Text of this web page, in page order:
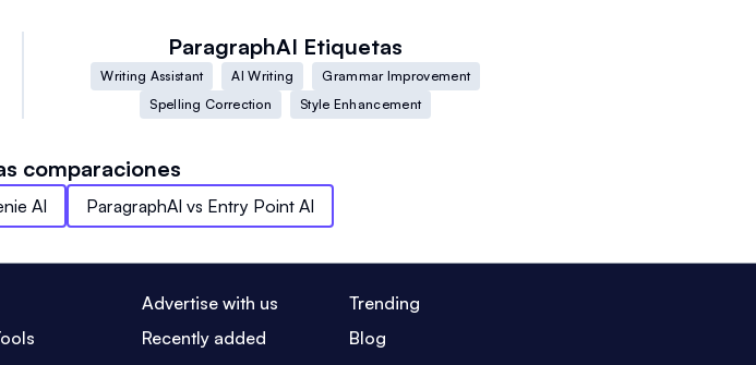
ParagraphAI Etiquetas
Writing Assistant AI Writing
Grammar Improvement
Spelling Correction
Style Enhancement
comparaciones
AI ParagraphAI vs Entry Point AI
Advertise with us
Trending
Recently added
Blog